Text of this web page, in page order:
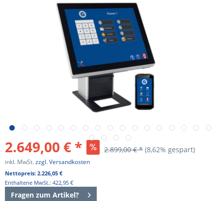
2.649,00 € * 2.899,00 € * (8,62% gespart)
inkl. MwSt.zzgl. Versandkosten
Nettopreis: 2.226,05 €
Enthaltene MwSt.: 422,95 €
Fragen zum Artikel?